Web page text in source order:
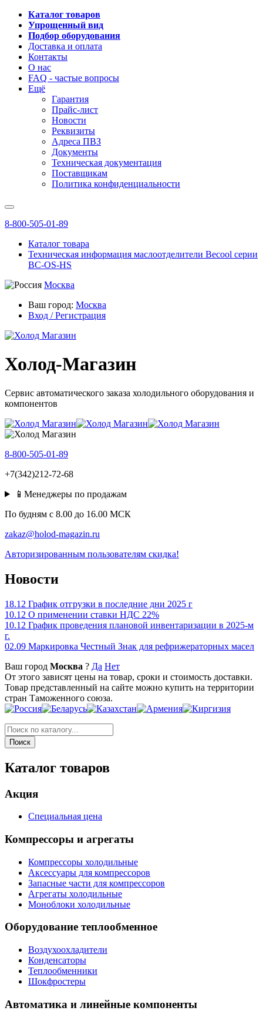
Каталог товаров
Упрощенный вид
Подбор оборудования
Доставка и оплата
Контакты
О нас
FAQ - частые вопросы
Ещё
Гарантия
Прайс-лист
Новости
Реквизиты
Адреса ПВЗ
Документы
Техническая документация
Поставщикам
Политика конфиденциальности
8-800-505-01-89
Каталог товара
Техническая информация маслоотделители Becool серии
BC-OS-HS
Москва
Ваш город: Москва
Вход / Регистрация
Холод-Магазин
Сервис автоматического заказа холодильного оборудования и
компонентов
8-800-505-01-89
+7(342)212-72-68
📱Менеджеры по продажам
По будням c 8.00 до 16.00 МСК
zakaz@holod-magazin.ru
Авторизированным пользователям скидка!
Новости
18.12 График отгрузки в последние дни 2025 г
10.12 О применении ставки НДС 22%
10.12 График проведения плановой инвентаризации в 2025-м
г.
02.09 Маркировка Честный Знак для рефрижераторных масел
Ваш город Москва ? Да Нет
От этого зависят цены на товар, сроки и стоимость доставки.
Товар представленный на сайте можно купить на территории
стран Таможенного союза.
Каталог товаров
Акция
Специальная цена
Компрессоры и агрегаты
Компрессоры холодильные
Аксессуары для компрессоров
Запасные части для компрессоров
Агрегаты холодильные
Моноблоки холодильные
Оборудование теплообменное
Воздухоохладители
Конденсаторы
Теплообменники
Шокфростеры
Автоматика и линейные компоненты